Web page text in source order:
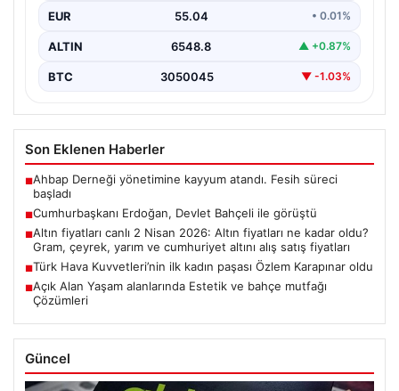
EUR 55.04 • 0.01%
ALTIN 6548.8 ▲ +0.87%
BTC 3050045 ▼ -1.03%
Son Eklenen Haberler
■Ahbap Derneği yönetimine kayyum atandı. Fesih süreci
başladı
■Cumhurbaşkanı Erdoğan, Devlet Bahçeli ile görüştü
■Altın fiyatları canlı 2 Nisan 2026: Altın fiyatları ne kadar oldu?
Gram, çeyrek, yarım ve cumhuriyet altını alış satış fiyatları
■Türk Hava Kuvvetleri’nin ilk kadın paşası Özlem Karapınar oldu
■Açık Alan Yaşam alanlarında Estetik ve bahçe mutfağı
Çözümleri
Güncel